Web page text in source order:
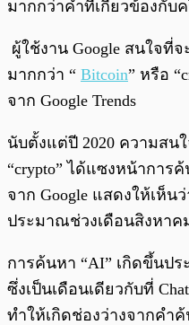
มากกว่าคำที่เกี่ยวข้องกับ
ผู้ใช้งาน Google สนใจ
มากกว่า “ Bitcoin” หรือ
จาก Google Trends
นับตั้งแต่ปี 2020 ความสน
“crypto” ได้แซงหน้าการ
จาก Google แสดงให้เห็
ประมาณช่วงเดือนสิงหาค
การค้นหา “AI” เกิดขึ้นป
ซึ่งเป็นเดือนเดียวกับที่
ทำให้เกิดช่องว่างจากคำ